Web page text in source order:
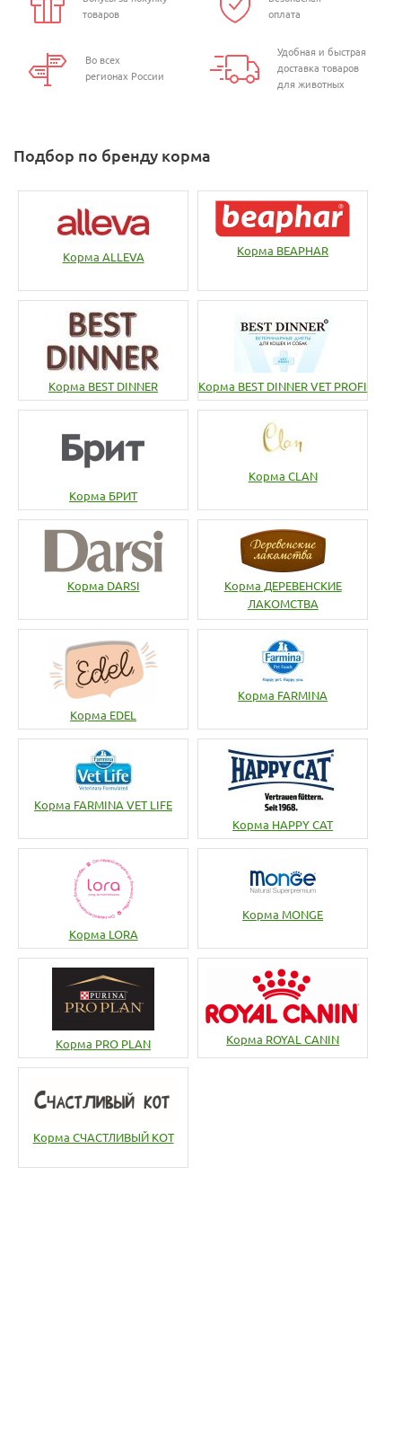
товаров
оплата
Во всех
регионах России
Удобная и быстрая
доставка товаров
для животных
Подбор по бренду корма
Корма ALLEVA Корма BEAPHAR
Корма BEST DINNER Корма BEST DINNER VET PROFI
Корма БРИТ
Корма CLAN
Корма DARSI
Корма ДЕРЕВЕНСКИЕ
ЛАКОМСТВА
Корма EDEL
Корма FARMINA
Корма FARMINA VET LIFE
Корма HAPPY CAT
Корма LORA
Корма MONGE
Корма PRO PLAN Корма ROYAL CANIN
Корма СЧАСТЛИВЫЙ КОТ